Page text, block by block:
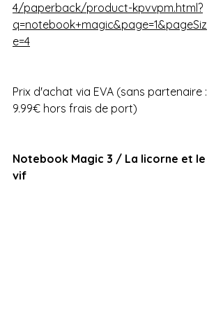
4/paperback/product-kpvvpm.html?
q=notebook+magic&page=1&pageSiz
e=4
Prix d'achat via EVA (sans partenaire :
9.99€ hors frais de port)
Notebook Magic 3 / La licorne et le
vif